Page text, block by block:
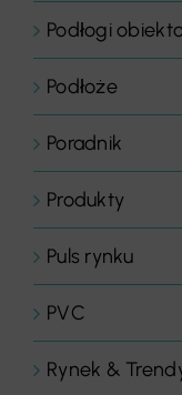
Podłogi
Podłoże
Poradnik
Produkty
Puls rynku
PVC
Rynek &